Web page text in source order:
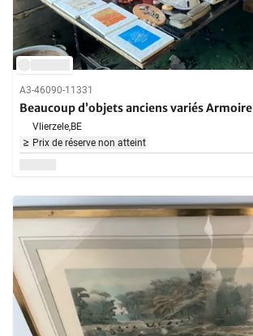
A3-46090-11331
Beaucoup d’objets anciens variés Armoire
Vlierzele,BE
Prix de réserve non atteint